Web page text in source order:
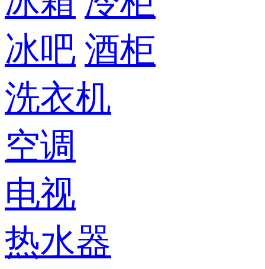
冰吧 酒柜
洗衣机
空调
电视
热水器